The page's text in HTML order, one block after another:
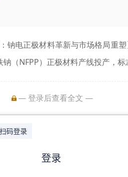
钠电正极材料革新与市场格局重
（NFPP）正极材料产线投产，
— 登录后查看全文 —